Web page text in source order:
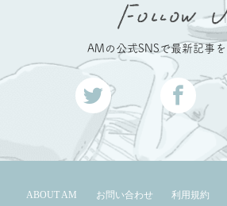
AMの公式SNSで最新記事を
ABOUT AM お問い合わせ 利用規約